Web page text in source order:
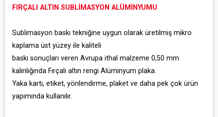
FIRÇALI ALTIN SUBLİMASYON ALÜMİNYUMU
Sublimasyon baskı tekniğine uygun olarak üretilmiş mikro
kaplama üst yüzey ile kaliteli
baskı sonuçları veren Avrupa ithal malzeme 0,50 mm
kalınlığında Fırçalı altın rengi Alüminyum plaka.
Yaka kartı, etiket, yönlendirme, plaket ve daha pek çok ürün
yapımında kullanılır.